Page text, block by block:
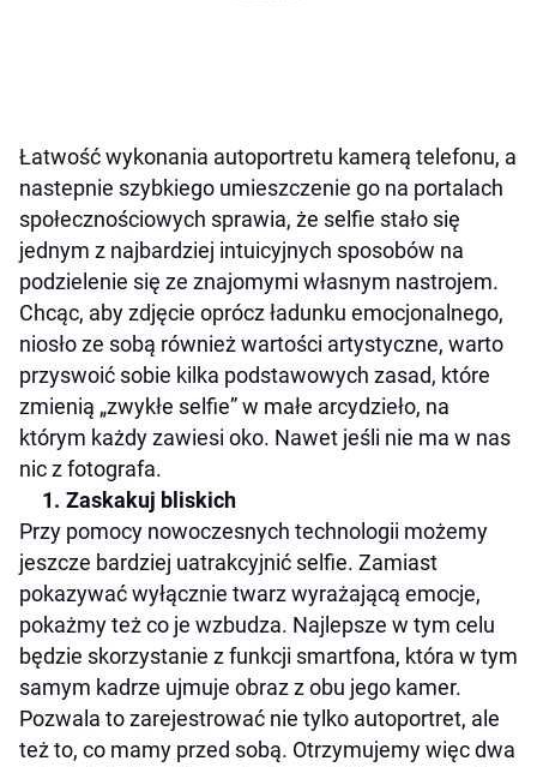
Łatwość wykonania autoportretu kamerą telefonu, a
nastepnie szybkiego umieszczenie go na portalach
społecznościowych sprawia, że selfie stało się
jednym z najbardziej intuicyjnych sposobów na
podzielenie się ze znajomymi własnym nastrojem.
Chcąc, aby zdjęcie oprócz ładunku emocjonalnego,
niosło ze sobą również wartości artystyczne, warto
przyswoić sobie kilka podstawowych zasad, które
zmienią „zwykłe selfie” w małe arcydzieło, na
którym każdy zawiesi oko. Nawet jeśli nie ma w nas
nic z fotografa.
Zaskakuj bliskich
Przy pomocy nowoczesnych technologii możemy
jeszcze bardziej uatrakcyjnić selfie. Zamiast
pokazywać wyłącznie twarz wyrażającą emocje,
pokażmy też co je wzbudza. Najlepsze w tym celu
będzie skorzystanie z funkcji smartfona, która w tym
samym kadrze ujmuje obraz z obu jego kamer.
Pozwala to zarejestrować nie tylko autoportret, ale
też to, co mamy przed sobą. Otrzymujemy więc dwa